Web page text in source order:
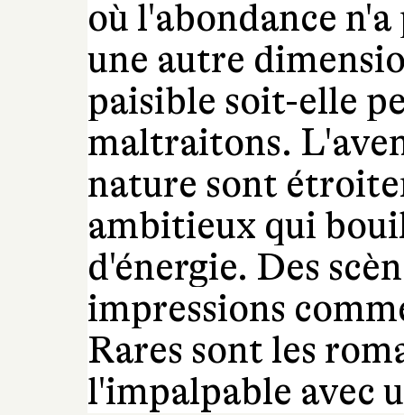
où l'abondance
une autre
paisible soit-elle
maltraitons.
nature sont
ambitieux qui
d'énergie. Des
impressions
Rares sont les
l'impalpable avec